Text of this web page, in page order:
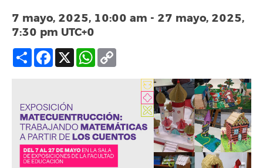
7 mayo, 2025, 10:00 am - 27 mayo, 2025,
7:30 pm UTC+0
Compartir
Facebook
X WhatsApp